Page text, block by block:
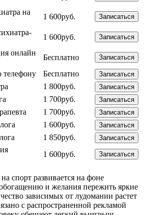
на
1 600руб. Записаться
1 600руб. Записаться
онлайн
Бесплатно Записаться
телефону Бесплатно Записаться
1 800руб. Записаться
1 700руб. Записаться
1 700руб. Записаться
1 600руб. Записаться
1 850руб. Записаться
1 600руб. Записаться
спорт развивается на фоне
и желания пережить яркие
зависимых от лудомании растет
с распространенной рекламой